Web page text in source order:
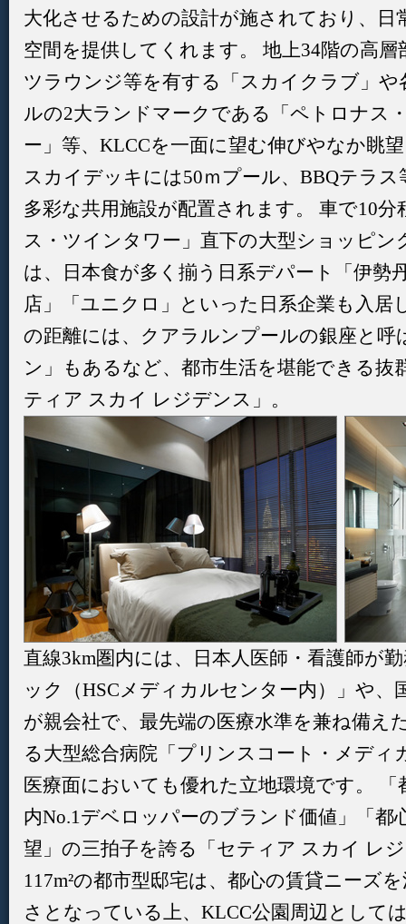
大化させるための設計が施されており、日
空間を提供してくれます。 地上34階の高
ツラウンジ等を有する「スカイクラブ」
ルの2大ランドマークである「ペトロナス
ー」等、KLCCを一面に望む伸びやなか眺
スカイデッキには50ｍプール、BBQテラ
多彩な共用施設が配置されます。 車で10
ス・ツインタワー」直下の大型ショッピン
は、日本食が多く揃う日系デパート「伊勢
店」「ユニクロ」といった日系企業も入居
の距離には、クアラルンプールの銀座と
ン」もあるなど、都市生活を堪能できる抜
ティア スカイ レジデンス」。
直線3km圏内には、日本人医師・看護師が
ック（HSCメディカルセンター内）」や、
が親会社で、最先端の医療水準を兼ね備え
る大型総合病院「プリンスコート・メデ
医療面においても優れた立地環境です。
内No.1デベロッパーのブランド価値」「
望」の三拍子を誇る「セティア スカイ レ
117m²の都市型邸宅は、都心の賃貸ニーズ
さとなっている上、KLCC公園周辺として